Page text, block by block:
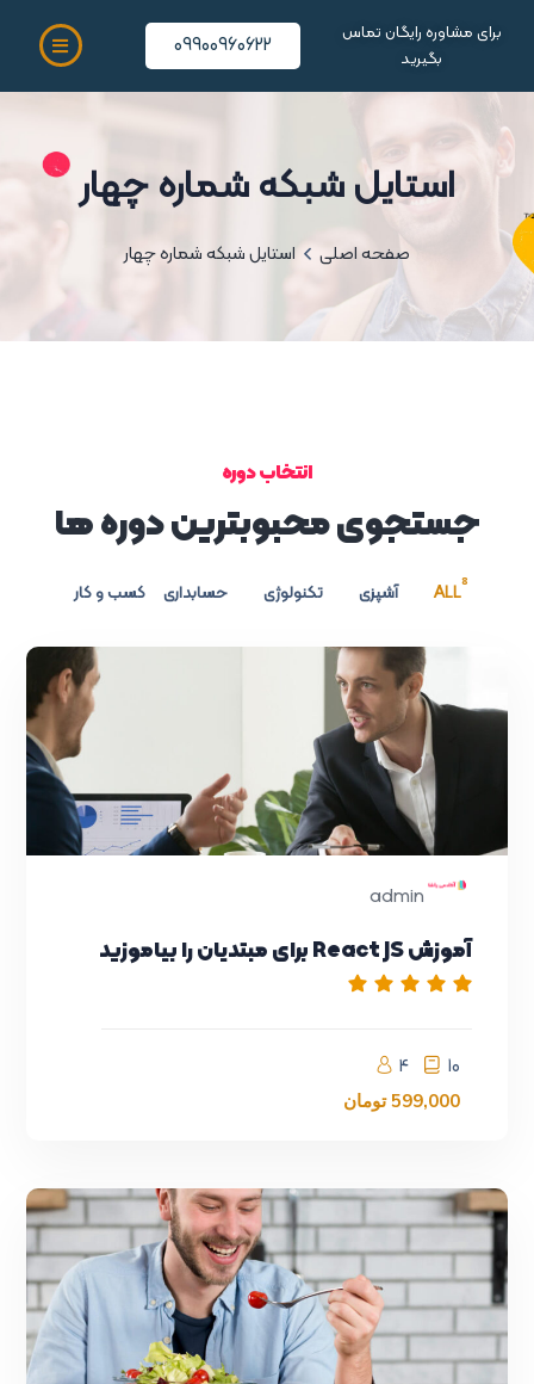
برای مشاوره رایگان تماس
بگیرید
09900960622
استایل شبکه شماره چهار
صفحه اصلی استایل شبکه شماره چهار
انتخاب دوره
جستجوی محبوبترین دوره ها
ALL8 آشپزی تکنولوژی حسابداری کسب و کار
admin
آموزش React JS برای مبتدیان را بیاموزید
4 10
599,000 تومان
انیمیشن